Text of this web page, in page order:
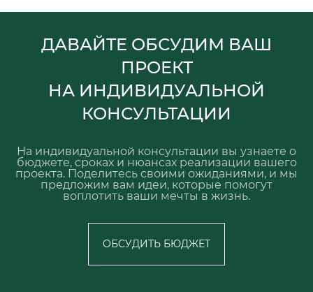
ДАВАЙТЕ ОБСУДИМ ВАШ
ПРОЕКТ
НА ИНДИВИДУАЛЬНОЙ
КОНСУЛЬТАЦИИ
На индивидуальной консультации вы узнаете о
бюджете, сроках и нюансах реализации вашего
проекта. Поделитесь своими ожиданиями, и мы
предложим вам идеи, которые помогут
воплотить ваши мечты в жизнь.
ОБСУДИТЬ БЮДЖЕТ